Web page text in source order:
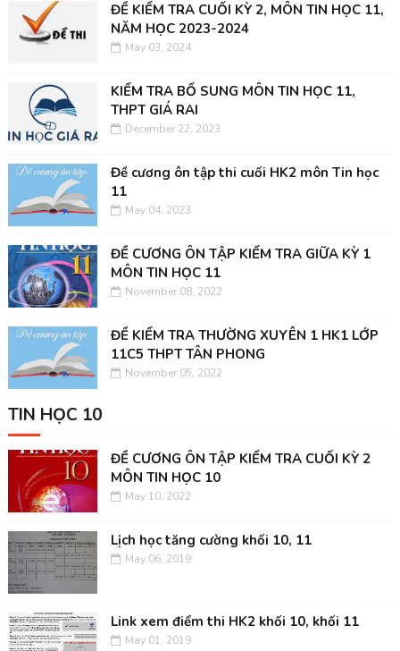
ĐỀ KIỂM TRA CUỐI KỲ 2, MÔN TIN HỌC 11,
NĂM HỌC 2023-2024
May 03, 2024
KIỂM TRA BỔ SUNG MÔN TIN HỌC 11,
THPT GIÁ RAI
December 22, 2023
Đề cương ôn tập thi cuối HK2 môn Tin học
11
May 04, 2023
ĐỀ CƯƠNG ÔN TẬP KIỂM TRA GIỮA KỲ 1
MÔN TIN HỌC 11
November 08, 2022
ĐỀ KIỂM TRA THƯỜNG XUYÊN 1 HK1 LỚP
11C5 THPT TÂN PHONG
November 05, 2022
TIN HỌC 10
ĐỀ CƯƠNG ÔN TẬP KIỂM TRA CUỐI KỲ 2
MÔN TIN HỌC 10
May 10, 2022
Lịch học tăng cường khối 10, 11
May 06, 2019
Link xem điểm thi HK2 khối 10, khối 11
May 01, 2019